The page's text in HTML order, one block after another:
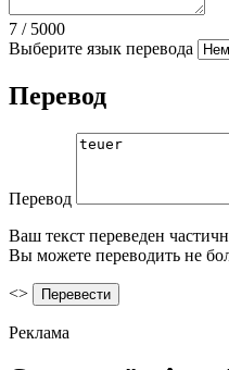
7 / 5000
Выберите язык перевода
Перевод
Перевод
Ваш текст переведен
Вы можете переводить не
<>
Реклама